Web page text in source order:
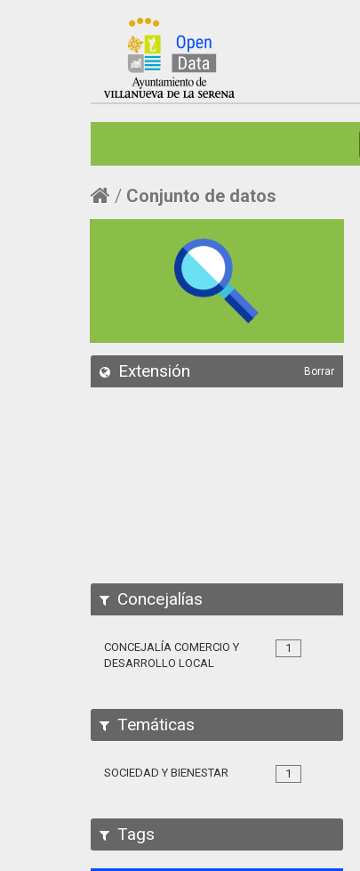
Conjunto de datos
Extensión Borrar
Concejalías
1
CONCEJALÍA COMERCIO Y
DESARROLLO LOCAL
Temáticas
1
SOCIEDAD Y BIENESTAR
Tags